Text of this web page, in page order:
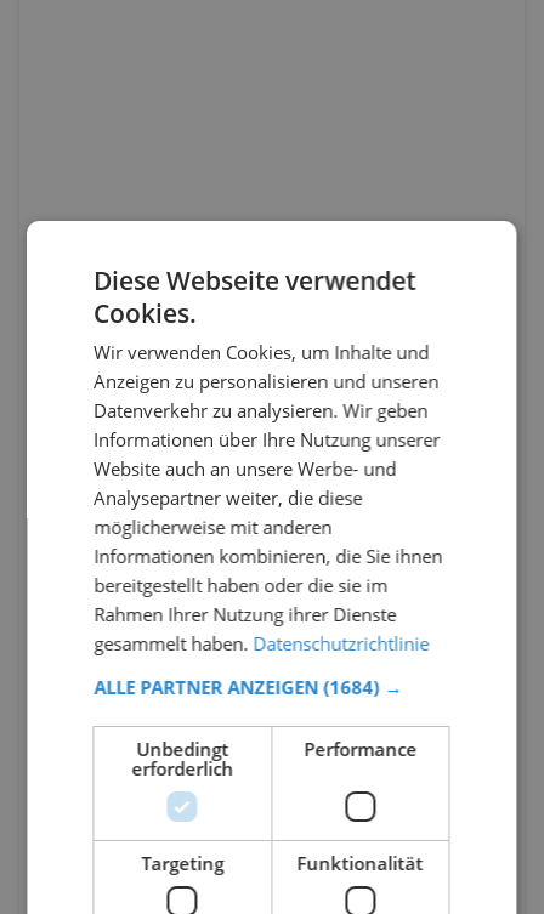
Diese Webseite verwendet
Cookies.
Wir verwenden Cookies, um Inhalte und
Anzeigen zu personalisieren und unseren
Datenverkehr zu analysieren. Wir geben
Informationen über Ihre Nutzung unserer
Website auch an unsere Werbe- und
Analysepartner weiter, die diese
möglicherweise mit anderen
Informationen kombinieren, die Sie ihnen
bereitgestellt haben oder die sie im
Rahmen Ihrer Nutzung ihrer Dienste
gesammelt haben. Datenschutzrichtlinie
ALLE PARTNER ANZEIGEN (1684) →
Unbedingt
erforderlich
Performance
Targeting Funktionalität